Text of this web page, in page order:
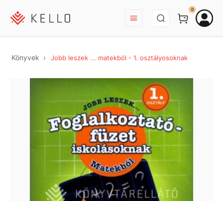
BEJELENTKEZÉS
0
Könyvek Jobb leszek ... matekból - 1. osztályosoknak